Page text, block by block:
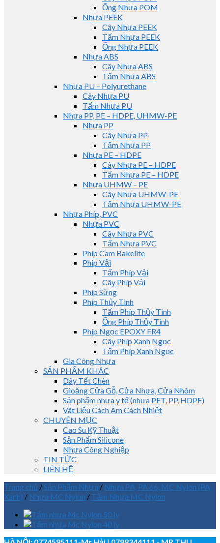
Ống Nhựa POM
Nhựa PEEK
Cây Nhựa PEEK
Tấm Nhựa PEEK
Ống Nhựa PEEK
Nhựa ABS
Cây Nhựa ABS
Tấm Nhựa ABS
Nhựa PU – Polyurethane
Cây Nhựa PU
Tấm Nhựa PU
Nhựa PP, PE – HDPE, UHMW-PE
Nhựa PP
Cây Nhựa PP
Tấm Nhựa PP
Nhựa PE – HDPE
Cây Nhựa PE – HDPE
Tấm Nhựa PE – HDPE
Nhựa UHMW – PE
Cây Nhựa UHMW-PE
Tấm Nhựa UHMW-PE
Nhựa Phíp, PVC
Nhựa PVC
Cây Nhựa PVC
Tấm Nhựa PVC
Phíp Cam Bakelite
Phip Vải
Tấm Phíp Vải
Cây Phíp Vải
Phíp Sừng
Phíp Thủy Tinh
Tấm Phíp Thủy Tinh
Ống Phíp Thủy Tinh
Phíp Ngọc EPOXY FR4
Cây Phíp Xanh Ngọc
Tấm Phíp Xanh Ngọc
Gia Công Nhựa
SẢN PHẨM KHÁC
Dây Tết Chèn
Gioăng Cửa Gỗ, Cửa Nhựa, Cửa Nhôm
Sản phẩm nhựa y tế (nhựa PET, PP, HDPE)
Vât Liệu Cách Âm Cách Nhiệt
CHUYÊN MỤC
Cao Su Kỹ Thuật
Sản Phẩm Silicone
Nhựa Công Nghiệp
TIN TỨC
LIÊN HỆ
Trang chủ /Sản Phẩm Nhựa / Nhựa PA, PA 66, MC Nylon (PA
Xanh) / Nhựa MC Nylon / Tấm Nhựa MC Nylon